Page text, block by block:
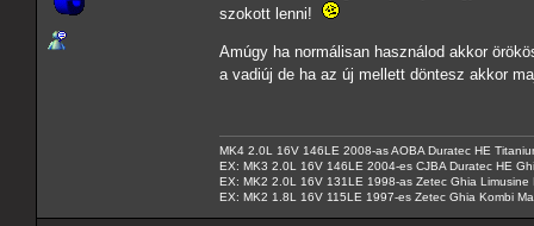
szokott lenni!
Amúgy ha normálisan használod akkor
a vadiúj de ha az új mellett döntesz akkor
MK4 2.0L 16V 146LE 2008-as AOBA Duratec HE
EX: MK3 2.0L 16V 146LE 2004-es CJBA Duratec HE
EX: MK2 2.0L 16V 131LE 1998-as Zetec Ghia Limusine
EX: MK2 1.8L 16V 115LE 1997-es Zetec Ghia Kombi